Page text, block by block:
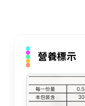
營養標示